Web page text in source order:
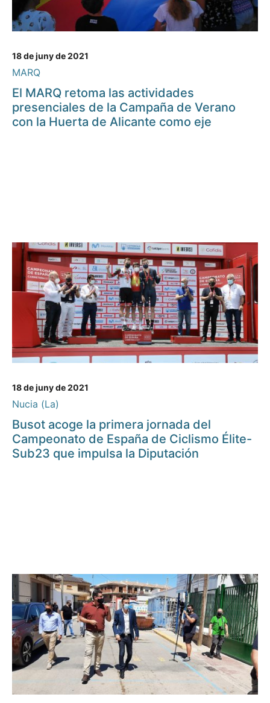
18 de juny de 2021
MARQ
El MARQ retoma las actividades
presenciales de la Campaña de Verano
con la Huerta de Alicante como eje
18 de juny de 2021
Nucia (La)
Busot acoge la primera jornada del
Campeonato de España de Ciclismo Élite-
Sub23 que impulsa la Diputación